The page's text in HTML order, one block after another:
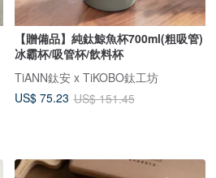
【贈備品】純鈦鯨魚杯700ml(粗吸管)
冰霸杯/吸管杯/飲料杯
TiANN鈦安 x TiKOBO鈦工坊
US$ 75.23 US$ 151.45